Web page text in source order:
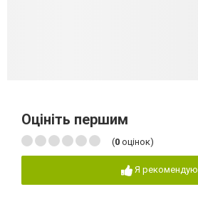
Оцініть першим
(0 оцінок)
Я рекомендую